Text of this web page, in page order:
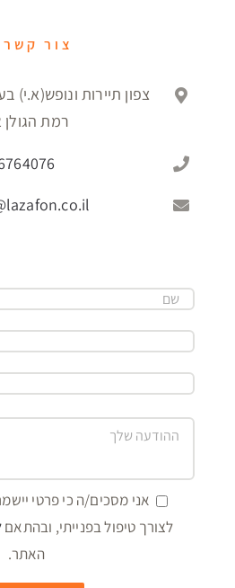
צור
צפון תיירות ונופש(א.י)
רמת הגולן 12942
אני מסכים/ה כי פרטי
לצורך טיפול בפנייתי, ובהתאם
האתר.